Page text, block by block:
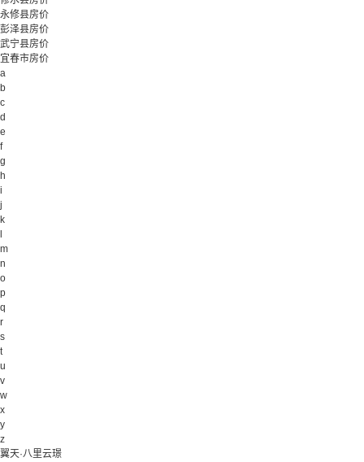
永修县房价
彭泽县房价
武宁县房价
宜春市房价
a
b
c
d
e
f
g
h
i
j
k
m
n
o
p
q
r
s
t
u
v
w
x
y
z
翼天·八里云璟